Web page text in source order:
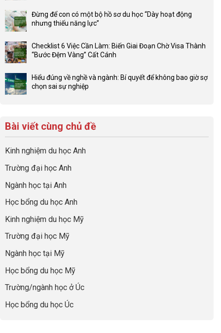
Lợi
thế
sức
mạnh
network
gia
đình
sự
nghiệp
bình
luận
Đầu
tư
sớm:
Chiến
hiệu
quả
của
cha
thông
Đừng để con có một bộ hồ sơ du học “Dày hoạt động
nhưng thiếu năng lực”
bình
luận
Đừng
để
bộ
hồ
sơ
du
học
“Dày
hoạt
động
nhưng
thiếu
năng
lực”
Checklist 6 Việc Cần Làm: Biến Giai Đoạn Chờ Visa Thành
“Bước Đệm Vàng” Cất Cánh
bình
luận
Việc
Biến
Đoạn
Visa
“Bước
Vàng”
Cất
Cánh
Hiểu đúng về nghề và ngành: Bí quyết để không bao giờ sợ
chọn sai sự nghiệp
luận
ở
Hiểu
đúng
nghề
và
ngành:
Bí
quyết
không
giờ
chọn
sự
Bài viết cùng chủ đề
Kinh nghiệm du học Anh
Trường đại học Anh
Ngành học tại Anh
Học bổng du học Anh
Kinh nghiệm du học Mỹ
Trường đại học Mỹ
Ngành học tại Mỹ
Học bổng du học Mỹ
Trường/ngành học ở Úc
Học bổng du học Úc